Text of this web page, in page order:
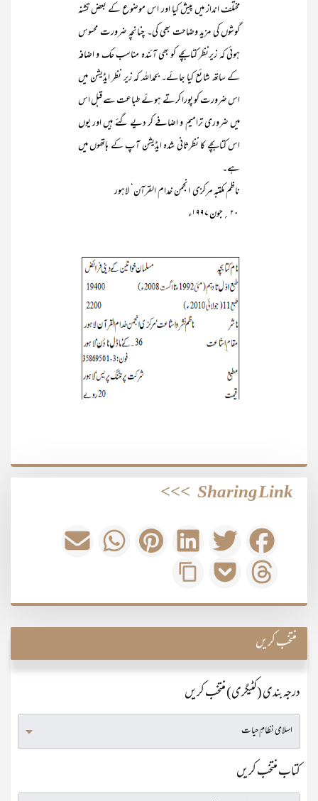
مختلف انداز میں پیش کیا اور اس موضوع کے بعض تشنہ
گوشوں کی مزید وضاحت بھی کی۔ چنانچہ ضرورت محسوس
ہوئی کہ زیرنظر کتابچے کو بھی آئندہ مناسب حک و اضافہ
کے ساتھ شائع کیا جائے۔ بحمداللہ کہ زیر نظر ایڈیشن میں
اس ضرورت کو پورا کرتے ہوئے طباعت سے قبل اس
میں ضروری ترامیم و اضافے کر دیے گئے ہیں اور یوں
اس کتابچے کا نظرثانی شدہ ایڈیشن آپ کے ہاتھوں میں
ہے۔
ناظم مکتبہ مرکزی انجمن خدام القرآن‘ لاہور
۲۰؍جون ۱۹۹۷ء
Sharing Link
>>>
منتخب کریں
درجہ بندی (کٹیگری) منتخب کریں
کتاب منتخب کریں